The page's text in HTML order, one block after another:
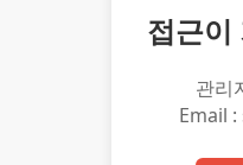
접근이
관리
Email